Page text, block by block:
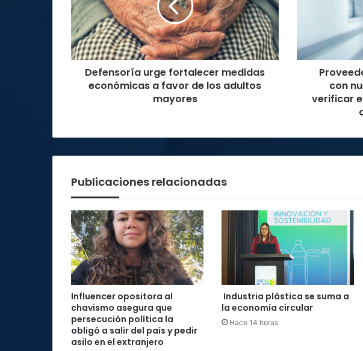
económicas
a
favor
de
los
adultos
mayores
Defensoría urge fortalecer medidas
económicas a favor de los adultos
mayores
herramienta
para
verificar
tiempo
sus
con
verificar
Publicaciones relacionadas
Influencer opositora al
chavismo asegura que
persecución política la
obligó a salir del país y pedir
asilo en el extranjero
Industria plástica se suma a
la economía circular
Hace 14 horas